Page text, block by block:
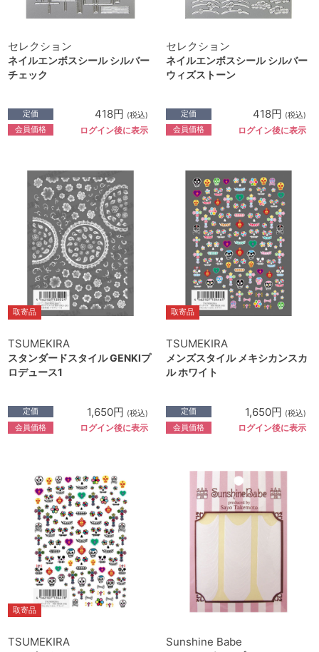
セレクション
ネイルエンボスシール シルバー
チェック
定価 418円 (税込)
会員価格 ログイン後に表示
セレクション
ネイルエンボスシール シルバー
ウィズストーン
定価 418円 (税込)
会員価格 ログイン後に表示
取寄品
TSUMEKIRA
スタンダードスタイル GENKIプ
ロデュース1
定価 1,650円 (税込)
会員価格 ログイン後に表示
取寄品
TSUMEKIRA
メンズスタイル メキシカンスカ
ル ホワイト
定価 1,650円 (税込)
会員価格 ログイン後に表示
取寄品
TSUMEKIRA Sunshine Babe